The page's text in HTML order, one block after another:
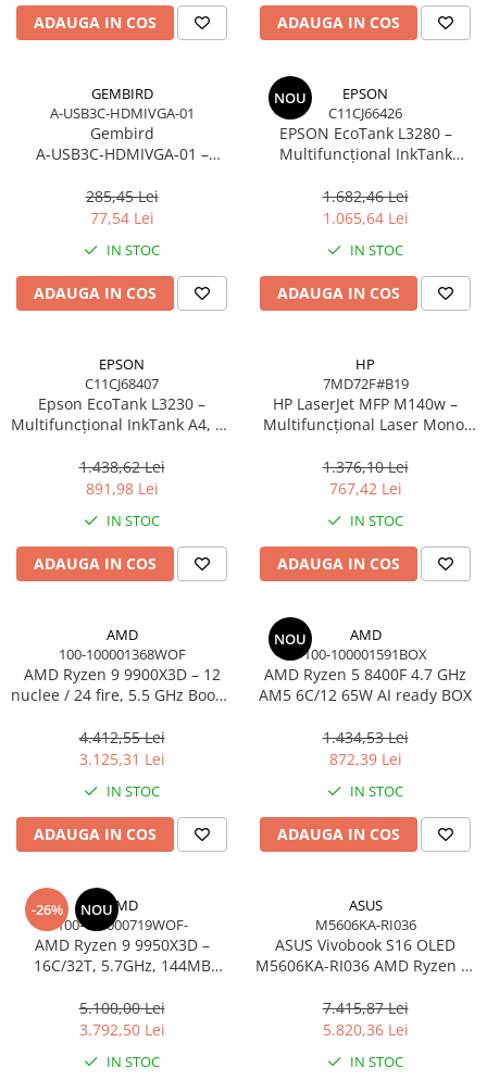
ADAUGA IN COS ADAUGA IN COS
GEMBIRD
A-USB3C-HDMIVGA-01
Gembird
A‑USB3C‑HDMIVGA‑01 –
4K30Hz, Space Grey
285,45 Lei
77,54 Lei
IN STOC
ADAUGA IN COS
NOU
EPSON
C11CJ66426
EPSON EcoTank L3280 –
Multifuncțional InkTank
& Wi‑Fi, 100 coli
1.682,46 Lei
1.065,64 Lei
IN STOC
ADAUGA IN COS
EPSON
C11CJ68407
Epson EcoTank L3230 –
Multifuncțional InkTank A4, 10
1.438,62 Lei
891,98 Lei
IN STOC
ADAUGA IN COS
HP
7MD72F#B19
HP LaserJet MFP M140w –
Multifuncțional Laser Mono,
USB 2.0
1.376,10 Lei
767,42 Lei
IN STOC
ADAUGA IN COS
AMD
100-100001368WOF
AMD Ryzen 9 9900X3D – 12
nuclee / 24 fire, 5.5 GHz Boost,
BOX
4.412,55 Lei
3.125,31 Lei
IN STOC
ADAUGA IN COS
NOU
AMD
100-100001591BOX
AMD Ryzen 5 8400F 4.7 GHz
AM5 6C/12 65W AI ready BOX
1.434,53 Lei
872,39 Lei
IN STOC
ADAUGA IN COS
-26% NOUAMD
100-100000719WOF-
AMD Ryzen 9 9950X3D –
16C/32T, 5.7GHz, 144MB
5.100,00 Lei
3.792,50 Lei
IN STOC
ASUS
M5606KA-RI036
ASUS Vivobook S16 OLED
M5606KA-RI036 AMD Ryzen AI
7.415,87 Lei
5.820,36 Lei
IN STOC